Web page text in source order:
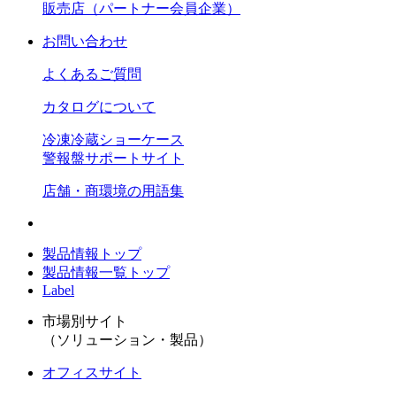
販売店（パートナー会員企業）
お問い合わせ
よくあるご質問
カタログについて
冷凍冷蔵ショーケース
警報盤サポートサイト
店舗・商環境の用語集
製品情報トップ
製品情報一覧トップ
Label
市場別サイト
（ソリューション・製品）
オフィスサイト